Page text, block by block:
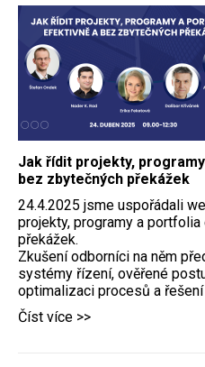
Jak řídit projekty,
bez zbytečných překážek
24.4.2025 jsme uspořádali
projekty, programy a
překážek.
Zkušení odborníci na něm
systémy řízení, ověřené
optimalizaci procesů a
Číst více >>